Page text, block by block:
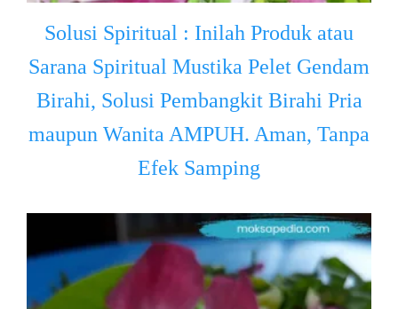
Solusi Spiritual : Inilah Produk atau
Sarana Spiritual Mustika Pelet Gendam
Birahi, Solusi Pembangkit Birahi Pria
maupun Wanita AMPUH. Aman, Tanpa
Efek Samping